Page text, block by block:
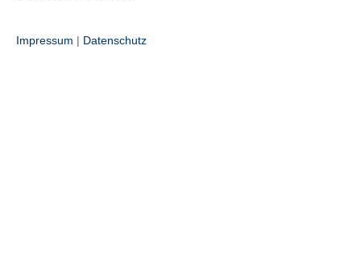
Impressum | Datenschutz